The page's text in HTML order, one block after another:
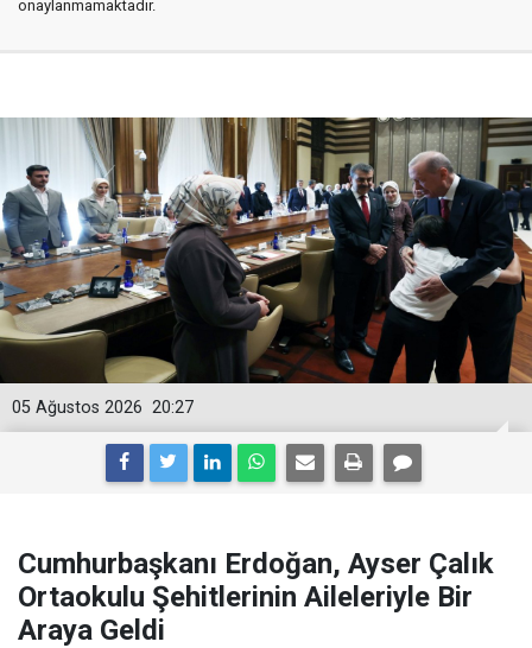
onaylanmamaktadır.
20:27
05 Ağustos 2026
Cumhurbaşkanı Erdoğan, Ayser Çalık
Ortaokulu Şehitlerinin Aileleriyle Bir
Araya Geldi